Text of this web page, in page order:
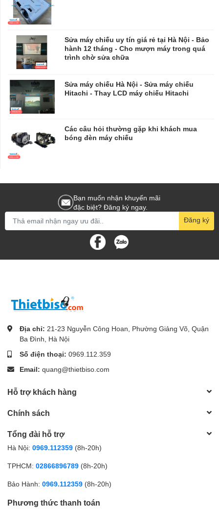
Sửa máy chiếu uy tín giá rẻ tại Hà Nội - Bảo
hành 12 tháng - Cho mượn máy trong quá
trình chờ sửa chữa
​​​​​​​Sửa máy chiếu Hà Nội - Sửa máy chiếu
Hitachi - Thay LCD máy chiếu Hitachi
Các câu hỏi thường gặp khi khách mua
bóng đèn máy chiếu
Bạn muốn nhận khuyến mãi
đặc biệt? Đăng ký ngay.
Đăng ký
Địa chỉ: 21-23 Nguyễn Công Hoan, Phường Giảng Võ, Quận
Ba Đình, Hà Nội
Số điện thoại: 0969.112.359
Email: quang@thietbiso.com
Hỗ trợ khách hàng
Chính sách
Tổng đài hỗ trợ
Hà Nội: 0969.112359 (8h-20h)
TPHCM: 02866896789 (8h-20h)
Bảo Hành: 0969.112359 (8h-20h)
Phương thức thanh toán